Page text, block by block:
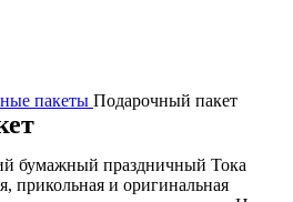
пакеты Подарочный пакет
бумажный праздничный Тока
прикольная и оригинальная